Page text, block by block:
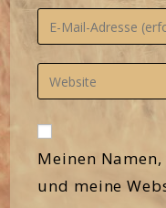
Namen
oder
zum
Kommentieren
ein
Gib
deine
E-
Mail-
Kommentieren
Gib
deine
URL
ein
(optional)
Meinen
und meine